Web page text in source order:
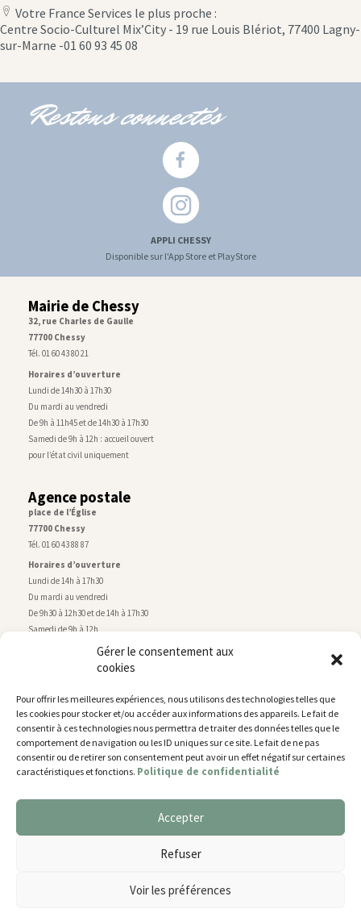
Gérer le consentement aux
cookies
Pour offrir les meilleures expériences, nous utilisons des technologies telles que
les cookies pour stocker et/ou accéder aux informations des appareils. Le fait de
consentir à ces technologies nous permettra de traiter des données telles que le
comportement de navigation ou les ID uniques sur ce site. Le fait de ne pas
consentir ou de retirer son consentement peut avoir un effet négatif sur certaines
caractéristiques et fonctions. Politique de confidentialité
Accepter
Refuser
Voir les préférences
location
icon
Votre France Services le plus proche :
Centre Socio-Culturel Mix’City - 19 rue Louis Blériot, 77400 Lagny-
sur-Marne -01 60 93 45 08
Restons connectés
APPLI CHESSY
Disponible sur l'App Store et PlayStore
Mairie de Chessy
32, rue Charles de Gaulle
77700 Chessy
Tél. 01 60 43 80 21
Horaires d’ouverture
Lundi de 14h30 à 17h30
Du mardi au vendredi
De 9h à 11h45 et de 14h30 à 17h30
Samedi de 9h à 12h : accueil ouvert
pour l’état civil uniquement
Agence postale
place de l’Église
77700 Chessy
Tél. 01 60 43 88 87
Horaires d’ouverture
Lundi de 14h à 17h30
Du mardi au vendredi
De 9h30 à 12h30 et de 14h à 17h30
Samedi de 9h à 12h
Service technique
rue de Montry–77700 Chessy
Tél. 01 60 43 52 63
Horaires d’ouverture
Lundi, mardi et jeudi
De 9h à 11h45 et de 14h30 à 17h30
Gestion des cookies
Nous utilisons des cookies pour vous offrir la meilleure
You can find out more about which cookies we are using or